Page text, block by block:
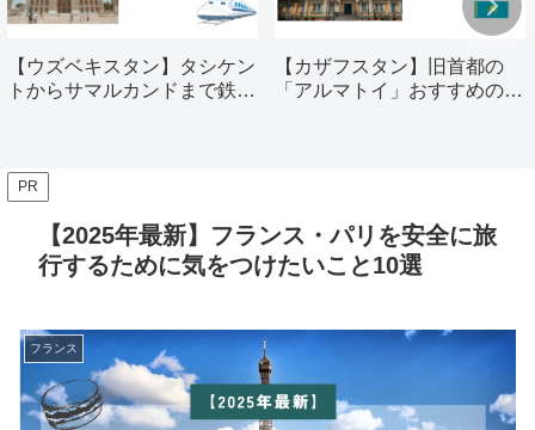
【ウズベキスタン】タシケン
トからサマルカンドまで鉄道
【カザフスタン】旧首都の
「アルマトイ」おすすめの観
PR
【2025年最新】フランス・パリを安全に旅
行するために気をつけたいこと10選
フランス